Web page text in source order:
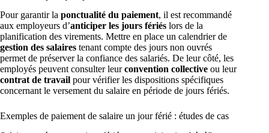
Pour garantir la ponctualité du paiement, il est recommandé
aux employeurs d’anticiper les jours fériés lors de la
planification des virements. Mettre en place un calendrier de
gestion des salaires tenant compte des jours non ouvrés
permet de préserver la confiance des salariés. De leur côté, les
employés peuvent consulter leurconvention collective ou leur
contrat de travail pour vérifier les dispositions spécifiques
concernant le versement du salaire en période de jours fériés.
Exemples de paiement de salaire un jour férié : études de cas